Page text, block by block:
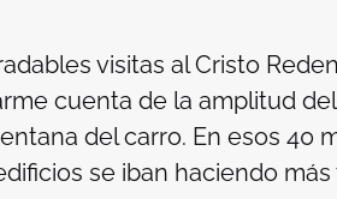
visitas al Cristo
cuenta de la amplitud
del carro. En esos 40
se iban haciendo